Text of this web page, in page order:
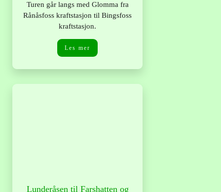
Turen går langs med Glomma fra
Rånåsfoss kraftstasjon til Bingsfoss
kraftstasjon.
Les mer
Lunderåsen til Farshatten og